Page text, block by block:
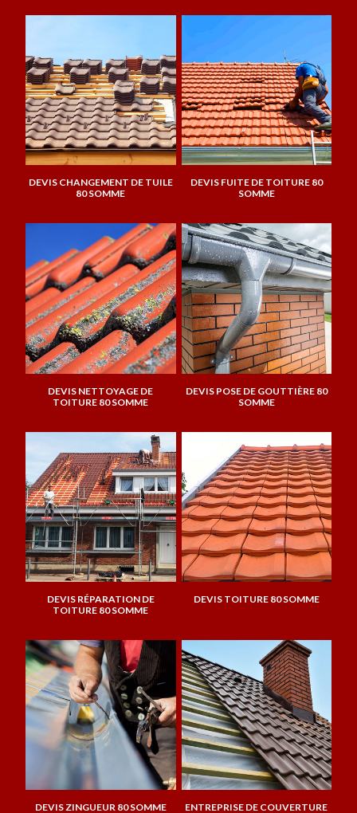
DEVIS CHANGEMENT DE TUILE
80 SOMME
DEVIS FUITE DE TOITURE 80
SOMME
DEVIS NETTOYAGE DE
TOITURE 80 SOMME
DEVIS POSE DE GOUTTIÈRE 80
SOMME
DEVIS RÉPARATION DE
TOITURE 80 SOMME
DEVIS TOITURE 80 SOMME
DEVIS ZINGUEUR 80 SOMME
ENTREPRISE DE COUVERTURE